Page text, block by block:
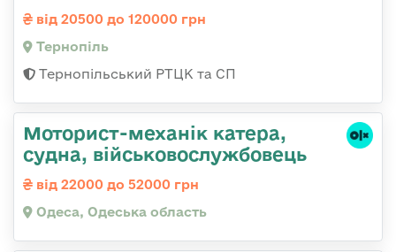
від 20500 до 120000 грн
Тернопіль
Тернопільський РТЦК та СП
Моторист-механік катера,
судна, військовослужбовець
від 22000 до 52000 грн
Одеса, Одеська область